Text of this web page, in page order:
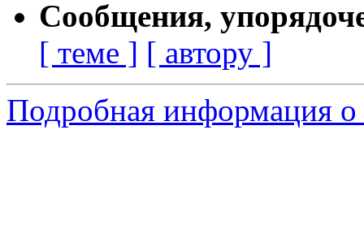
Сообщения,
[ теме ] [ автору ]
Подробная информация